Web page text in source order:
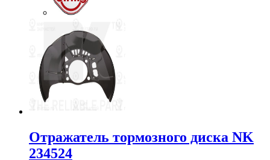
Отражатель тормозного диска NK
234524